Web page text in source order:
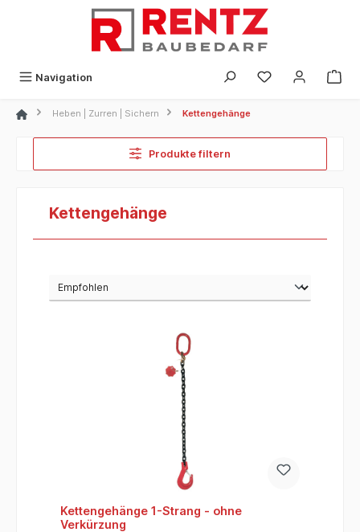
Navigation
Heben | Zurren | Sichern Kettengehänge
Produkte filtern
Kettengehänge
Kettengehänge 1-Strang - ohne
Verkürzung